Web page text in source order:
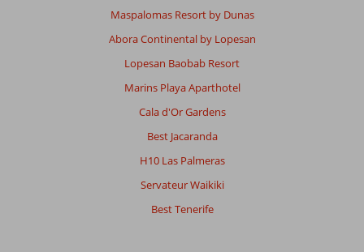
Maspalomas Resort by Dunas
Abora Continental by Lopesan
Lopesan Baobab Resort
Marins Playa Aparthotel
Cala d'Or Gardens
Best Jacaranda
H10 Las Palmeras
Servateur Waikiki
Best Tenerife